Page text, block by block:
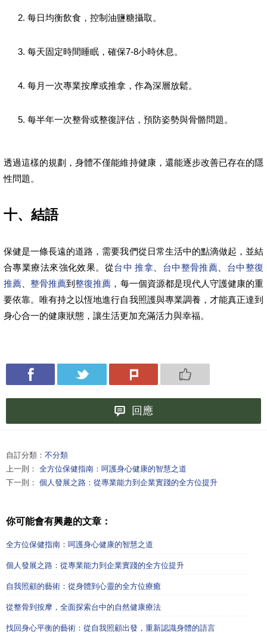
每日均衡飲食，控制油鹽糖攝取。
每天固定時間睡眠，確保7-8小時休息。
每月一次專業按摩或推拿，作為深層放鬆。
每半年一次整骨或整復評估，預防姿勢與骨骼問題。
透過這樣的規劃，身體不僅能維持健康，還能逐步改善已存在的隱
性問題。
十、結語
保健是一條長遠的道路，需要我們從日常生活中的點滴做起，並結
合專業療法來強化效果。從台中 推拿 台中整骨推薦
台中整復
推薦 、整骨推薦到整復推薦 ，每一個資源都是現代人守護健康的重
要依靠。唯有持之以恆地進行自我照護與專業調養，才能真正達到
身心合一的健康狀態，讓生活更加充滿活力與幸福。
回應
自訂分類： 不分類
上一則： 全方位保健指南：呵護身心健康的智慧之道
下一則： 個人發展之路：從專業能力到企業實踐的全方位提升
你可能會有興趣的文章：
全方位保健指南：呵護身心健康的智慧之道
個人發展之路：從專業能力到企業實踐的全方位提升
自我照顧的藝術：從身體到心靈的全方位療癒
從整骨到按摩，全面探索台中的自然健康療法
找回身心平衡的藝術：從自我照顧出發，重新認識身體的語言